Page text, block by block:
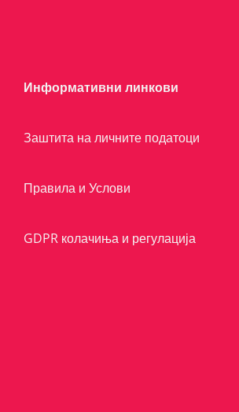
Информативни линкови
Заштита на личните податоци
Правила и Услови
GDPR колачиња и регулација